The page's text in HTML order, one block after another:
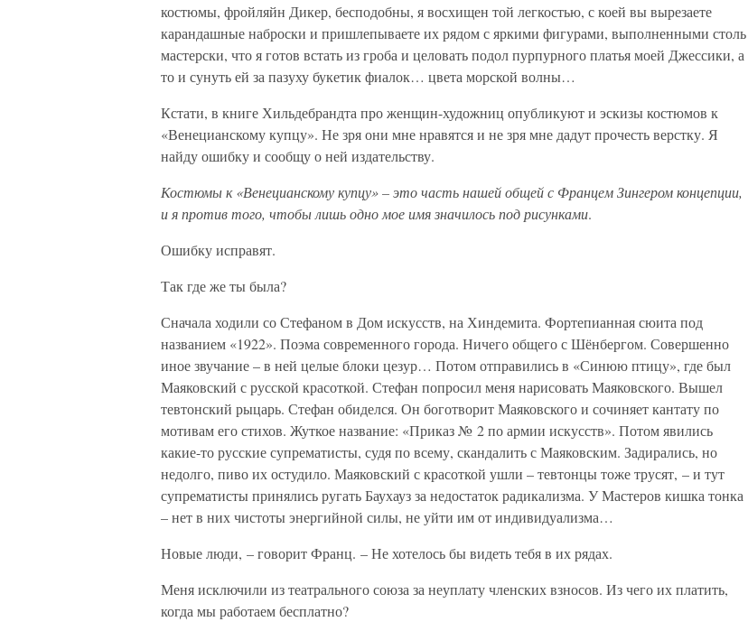
костюмы, фройляйн Дикер, бесподобны, я восхищен той легкостью, с коей вы вырезаете
карандашные наброски и пришлепываете их рядом с яркими фигурами, выполненными столь
мастерски, что я готов встать из гроба и целовать подол пурпурного платья моей Джессики, а
то и сунуть ей за пазуху букетик фиалок… цвета морской волны…
Кстати, в книге Хильдебрандта про женщин-художниц опубликуют и эскизы костюмов к
«Венецианскому купцу». Не зря они мне нравятся и не зря мне дадут прочесть верстку. Я
найду ошибку и сообщу о ней издательству.
Костюмы к «Венецианскому купцу» – это часть нашей общей с Францем Зингером концепции,
и я против того, чтобы лишь одно мое имя значилось под рисунками.
Ошибку исправят.
Так где же ты была?
Сначала ходили со Стефаном в Дом искусств, на Хиндемита. Фортепианная сюита под
названием «1922». Поэма современного города. Ничего общего с Шёнбергом. Совершенно
иное звучание – в ней целые блоки цезур… Потом отправились в «Синюю птицу», где был
Маяковский с русской красоткой. Стефан попросил меня нарисовать Маяковского. Вышел
тевтонский рыцарь. Стефан обиделся. Он боготворит Маяковского и сочиняет кантату по
мотивам его стихов. Жуткое название: «Приказ № 2 по армии искусств». Потом явились
какие-то русские супрематисты, судя по всему, скандалить с Маяковским. Задирались, но
недолго, пиво их остудило. Маяковский с красоткой ушли – тевтонцы тоже трусят, – и тут
супрематисты принялись ругать Баухауз за недостаток радикализма. У Мастеров кишка тонка
– нет в них чистоты энергийной силы, не уйти им от индивидуализма…
Новые люди, – говорит Франц. – Не хотелось бы видеть тебя в их рядах.
Меня исключили из театрального союза за неуплату членских взносов. Из чего их платить,
когда мы работаем бесплатно?